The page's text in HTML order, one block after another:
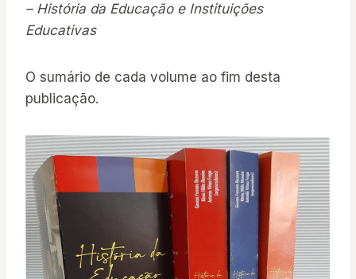
– História da Educação e Instituições
Educativas
O sumário de cada volume ao fim desta
publicação.